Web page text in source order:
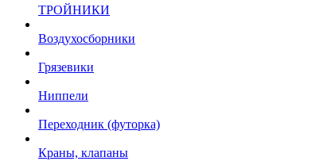
ТРОЙНИКИ
Воздухосборники
Грязевики
Ниппели
Переходник (футорка)
Краны, клапаны